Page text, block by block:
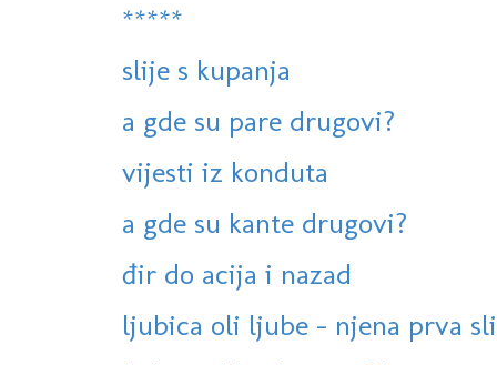
*****
slije s kupanja
a gde su pare drugovi?
vijesti iz konduta
a gde su kante drugovi?
đir do acija i nazad
ljubica oli ljube - njena prva